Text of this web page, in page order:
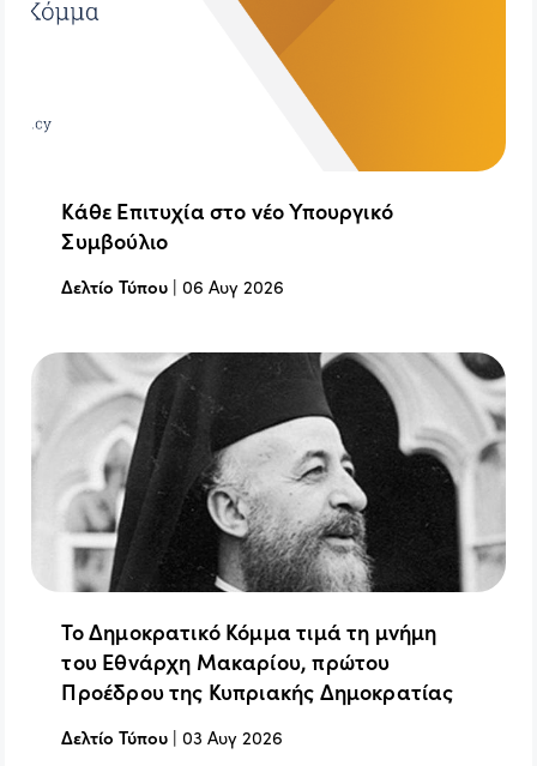
Κάθε Επιτυχία στο νέο Υπουργικό
Συμβούλιο
Δελτίο Τύπου |06 Αυγ 2026
Το Δημοκρατικό Κόμμα τιμά τη μνήμη
του Εθνάρχη Μακαρίου, πρώτου
Προέδρου της Κυπριακής Δημοκρατίας
Δελτίο Τύπου |03 Αυγ 2026